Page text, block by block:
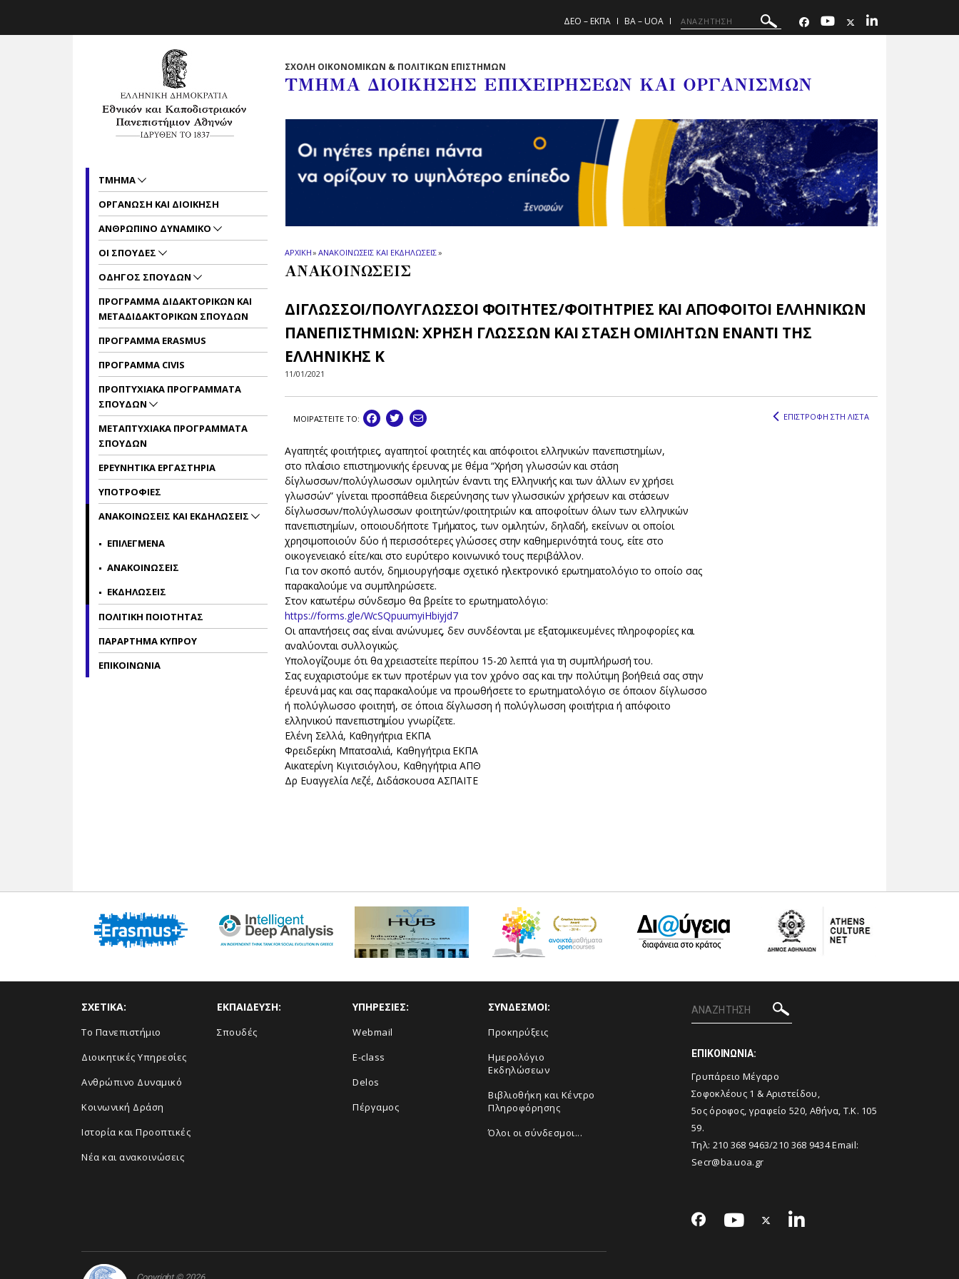
ΔΕΟ – ΕΚΠΑ BA – UOA
ΣΧΟΛΗ ΟΙΚΟΝΟΜΙΚΩΝ & ΠΟΛΙΤΙΚΩΝ ΕΠΙΣΤΗΜΩΝ
ΤΜΗΜΑ ΔΙΟΙΚΗΣΗΣ ΕΠΙΧΕΙΡΗΣΕΩΝ ΚΑΙ ΟΡΓΑΝΙΣΜΩΝ
ΑΡΧΙΚΗ» ΑΝΑΚΟΙΝΩΣΕΙΣ ΚΑΙ ΕΚΔΗΛΩΣΕΙΣ»
ΑΝΑΚΟΙΝΩΣΕΙΣ
ΔΙΓΛΩΣΣΟΙ/ΠΟΛΥΓΛΩΣΣΟΙ ΦΟΙΤΗΤΕΣ/ΦΟΙΤΗΤΡΙΕΣ ΚΑΙ ΑΠΟΦΟΙΤΟΙ ΕΛΛΗΝΙΚΩΝ
ΠΑΝΕΠΙΣΤΗΜΙΩΝ: ΧΡΗΣΗ ΓΛΩΣΣΩΝ ΚΑΙ ΣΤΑΣΗ ΟΜΙΛΗΤΩΝ ΕΝΑΝΤΙ ΤΗΣ
ΕΛΛΗΝΙΚΗΣ Κ
11/01/2021
ΜΟΙΡΑΣΤEIΤΕ ΤΟ: ΕΠΙΣΤΡΟΦΗ ΣΤΗ ΛΙΣΤΑ
Αγαπητές φοιτήτριες, αγαπητοί φοιτητές και απόφοιτοι ελληνικών πανεπιστημίων,
στο πλαίσιο επιστημονικής έρευνας με θέμα “Χρήση γλωσσών και στάση
δίγλωσσων/πολύγλωσσων ομιλητών έναντι της Ελληνικής και των άλλων εν χρήσει
γλωσσών” γίνεται προσπάθεια διερεύνησης των γλωσσικών χρήσεων και στάσεων
δίγλωσσων/πολύγλωσσων φοιτητών/φοιτητριών και αποφοίτων όλων των ελληνικών
πανεπιστημίων, οποιουδήποτε Τμήματος, των ομιλητών, δηλαδή, εκείνων οι οποίοι
χρησιμοποιούν δύο ή περισσότερες γλώσσες στην καθημερινότητά τους, είτε στο
οικογενειακό είτε/και στο ευρύτερο κοινωνικό τους περιβάλλον.
Για τον σκοπό αυτόν, δημιουργήσαμε σχετικό ηλεκτρονικό ερωτηματολόγιο το οποίο σας
παρακαλούμε να συμπληρώσετε.
Στον κατωτέρω σύνδεσμο θα βρείτε το ερωτηματολόγιο:
https://forms.gle/WcSQpuumyiHbiyjd7
Οι απαντήσεις σας είναι ανώνυμες, δεν συνδέονται με εξατομικευμένες πληροφορίες και
αναλύονται συλλογικώς.
Υπολογίζουμε ότι θα χρειαστείτε περίπου 15-20 λεπτά για τη συμπλήρωσή του.
Σας ευχαριστούμε εκ των προτέρων για τον χρόνο σας και την πολύτιμη βοήθειά σας στην
έρευνά μας και σας παρακαλούμε να προωθήσετε το ερωτηματολόγιο σε όποιον δίγλωσσο
ή πολύγλωσσο φοιτητή, σε όποια δίγλωσση ή πολύγλωσση φοιτήτρια ή απόφοιτο
ελληνικού πανεπιστημίου γνωρίζετε.
Ελένη Σελλά, Καθηγήτρια ΕΚΠΑ
Φρειδερίκη Μπατσαλιά, Καθηγήτρια ΕΚΠΑ
Αικατερίνη Κιγιτσιόγλου, Καθηγήτρια ΑΠΘ
Δρ Ευαγγελία Λεζέ, Διδάσκουσα ΑΣΠΑΙΤΕ
ΤΜΗΜΑ
ΟΡΓΑΝΩΣΗ ΚΑΙ ΔΙΟΙΚΗΣΗ
ΑΝΘΡΩΠΙΝΟ ΔΥΝΑΜΙΚΟ
ΟΙ ΣΠΟΥΔΕΣ
ΟΔΗΓΟΣ ΣΠΟΥΔΩΝ
ΠΡΟΓΡΑΜΜΑ ΔΙΔΑΚΤΟΡΙΚΩΝ ΚΑΙ
ΜΕΤΑΔΙΔΑΚΤΟΡΙΚΩΝ ΣΠΟΥΔΩΝ
ΠΡΟΓΡΑΜΜΑ ERASMUS
ΠΡΟΓΡΑΜΜΑ CIVIS
ΠΡΟΠΤΥΧΙΑΚΑ ΠΡΟΓΡΑΜΜΑΤΑ
ΣΠΟΥΔΩΝ
ΜΕΤΑΠΤΥΧΙΑΚΑ ΠΡΟΓΡΑΜΜΑΤΑ
ΣΠΟΥΔΩΝ
ΕΡΕΥΝΗΤΙΚΑ ΕΡΓΑΣΤΗΡΙΑ
ΥΠΟΤΡΟΦΙΕΣ
ΑΝΑΚΟΙΝΩΣΕΙΣ ΚΑΙ ΕΚΔΗΛΩΣΕΙΣ
ΕΠΙΛΕΓΜΕΝΑ
ΑΝΑΚΟΙΝΩΣΕΙΣ
ΕΚΔΗΛΩΣΕΙΣ
ΠΟΛΙΤΙΚΗ ΠΟΙΟΤΗΤΑΣ
ΠΑΡΑΡΤΗΜΑ ΚΥΠΡΟΥ
ΕΠΙΚΟΙΝΩΝΙΑ
ΣΧΕΤΙΚΑ:
Το Πανεπιστήμιο
Διοικητικές Υπηρεσίες
Ανθρώπινο Δυναμικό
Κοινωνική Δράση
Ιστορία και Προοπτικές
Νέα και ανακοινώσεις
ΕΚΠΑΙΔΕΥΣΗ:
Σπουδές
ΥΠΗΡΕΣΙΕΣ:
Webmail
E-class
Delos
Πέργαμος
ΣΥΝΔΕΣΜΟΙ:
Προκηρύξεις
Ημερολόγιο
Εκδηλώσεων
Βιβλιοθήκη και Κέντρο
Πληροφόρησης
Όλοι οι σύνδεσμοι...
ΕΠΙΚΟΙΝΩΝΙΑ:
Γρυπάρειο Μέγαρο
Σοφοκλέους 1 & Αριστείδου,
5ος όροφος, γραφείο 520, Αθήνα, Τ.Κ. 105
59.
Τηλ: 210 368 9463/210 368 9434Email:
Secr@ba.uoa.gr